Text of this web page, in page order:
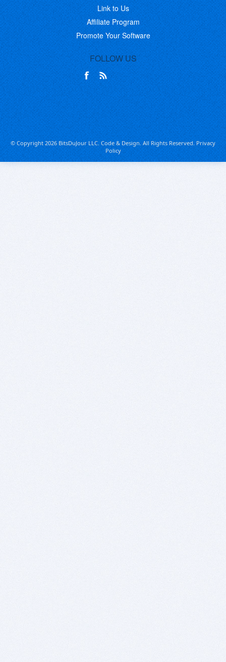
Link to Us
Affiliate Program
Promote Your Software
FOLLOW US
© Copyright 2026 BitsDuJour LLC. Code & Design. All Rights Reserved.Privacy
Policy